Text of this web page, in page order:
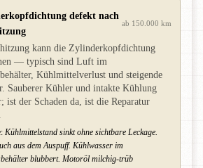
defekt nach
ab 150.000 km
kann die Zylinderkopfdichtung
— typisch sind Luft im
Kühlmittelverlust und steigende
Sauberer Kühler und intakte Kühlung
ist der Schaden da, ist die Reparatur
Kühlmittelstand sinkt ohne sichtbare Leckage.
aus dem Auspuff. Kühlwasser im
blubbert. Motoröl milchig-trüb